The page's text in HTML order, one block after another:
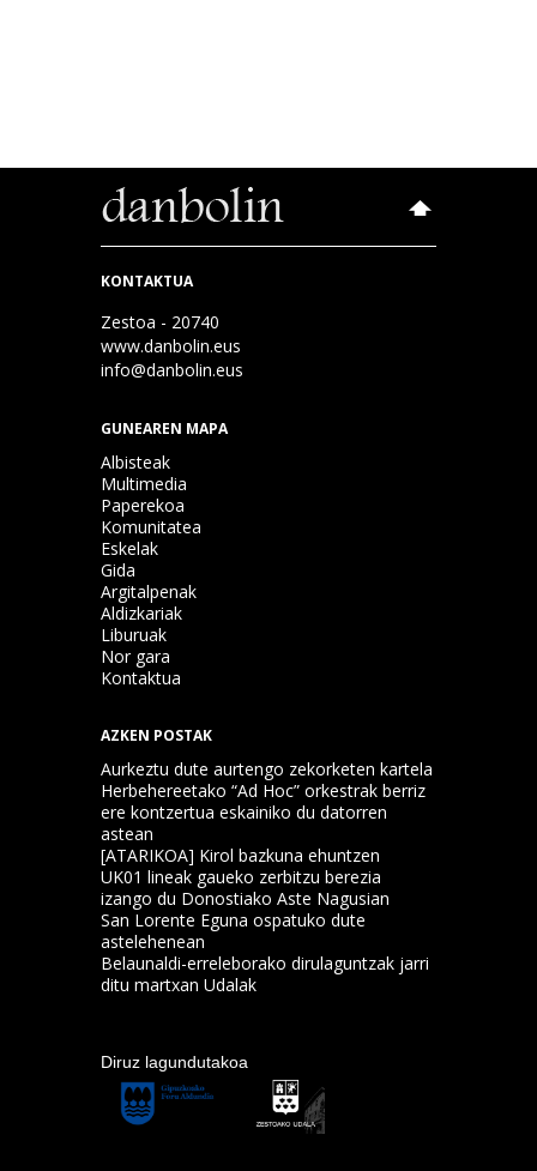
KONTAKTUA
Zestoa - 20740
www.danbolin.eus
info@danbolin.eus
GUNEAREN MAPA
Albisteak
Multimedia
Paperekoa
Komunitatea
Eskelak
Gida
Argitalpenak
Aldizkariak
Liburuak
Nor gara
Kontaktua
AZKEN POSTAK
Aurkeztu dute aurtengo zekorketen kartela
Herbehereetako “Ad Hoc” orkestrak berriz
ere kontzertua eskainiko du datorren
astean
[ATARIKOA] Kirol bazkuna ehuntzen
UK01 lineak gaueko zerbitzu berezia
izango du Donostiako Aste Nagusian
San Lorente Eguna ospatuko dute
astelehenean
Belaunaldi-erreleborako dirulaguntzak jarri
ditu martxan Udalak
Diruz lagundutakoa